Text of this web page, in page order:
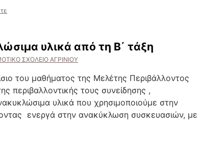
υλικά από τη Β΄ τάξη
ΣΧΟΛΕΙΟ ΑΓΡΙΝΙΟΥ
του μαθήματος της Μελέτης Περιβάλλοντος
περιβαλλοντικής τους συνείδησης ,
υλικά που χρησιμοποιούμε στην
ενεργά στην ανακύκλωση συσκευασιών, με